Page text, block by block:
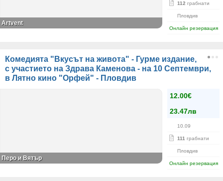
112 грабнати
Пловдив
Онлайн резервация
Artvent
Комедията "Вкусът на живота" - Гурме издание,
с участието на Здрава Каменова - на 10 Септември,
в Лятно кино "Орфей" - Пловдив
12.00€
23.47лв
10.09
111 грабнати
Пловдив
Онлайн резервация
Перо и Вятър